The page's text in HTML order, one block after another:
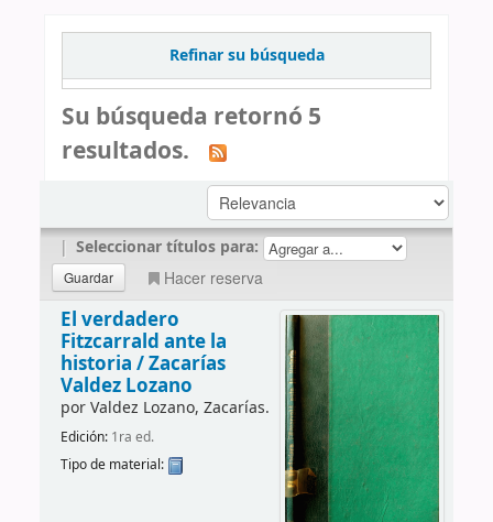
Refinar su búsqueda
Su búsqueda retornó 5
resultados.
| Seleccionar títulos para:
Hacer reserva
El verdadero
Fitzcarrald ante la
historia /Zacarías
Valdez Lozano
porValdez Lozano, Zacarías.
Edición: 1ra ed.
Tipo de material: